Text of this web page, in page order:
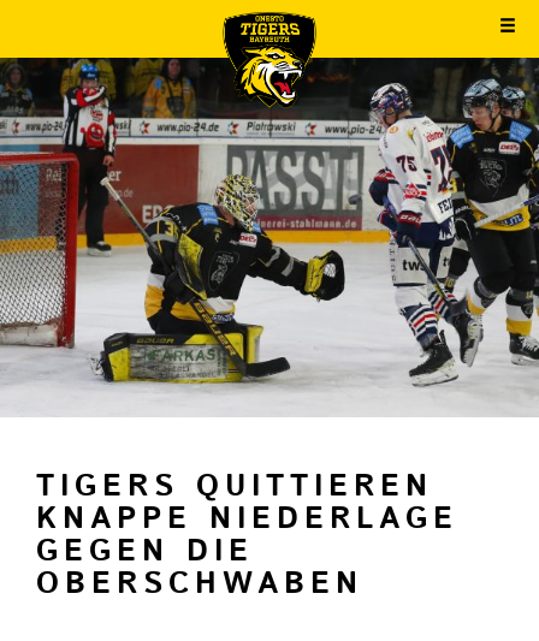
TIGERS QUITTIEREN
KNAPPE NIEDERLAGE
GEGEN DIE
OBERSCHWABEN